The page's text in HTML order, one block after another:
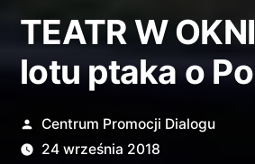
TEATR W
lotu ptaka o
Opublikowane
przez
Centrum Promocji Dialogu
24 września 2018